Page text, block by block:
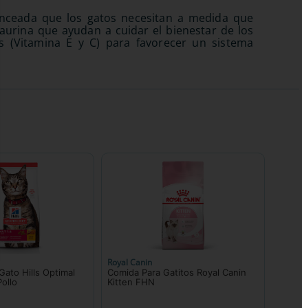
que los gatos necesitan a medida que
que ayudan a cuidar el bienestar de los
E y C) para favorecer un sistema
Hills Optimal
Royal Canin
Comida Para Gatitos Royal Canin
Kitten FHN